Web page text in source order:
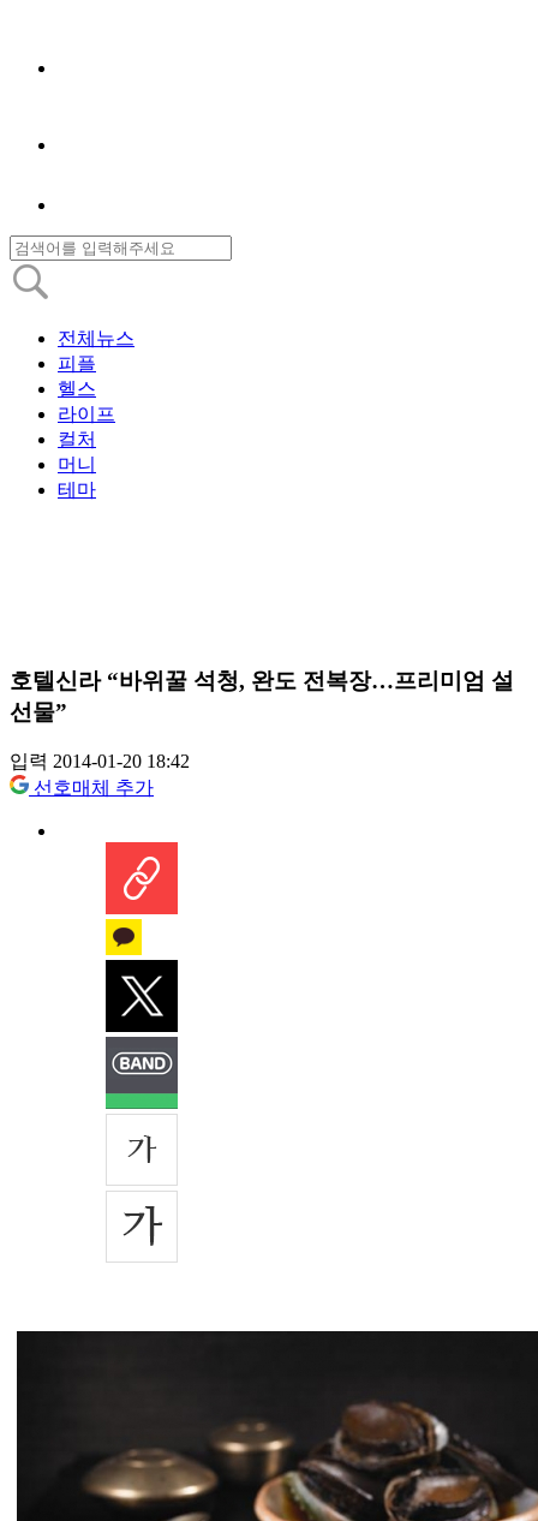
전체뉴스
피플
헬스
라이프
컬처
머니
테마
호텔신라 “바위꿀 석청, 완도 전복장…프리미엄 설
선물”
입력 2014-01-20 18:42
선호매체 추가